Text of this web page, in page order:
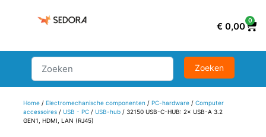
€ 0,00
0
Home/ Electromechanische componenten / PC-hardware/ Computer
accessoires/ USB - PC/ USB-hub/ 32150 USB-C-HUB: 2× USB-A 3.2
GEN1, HDMI, LAN (RJ45)